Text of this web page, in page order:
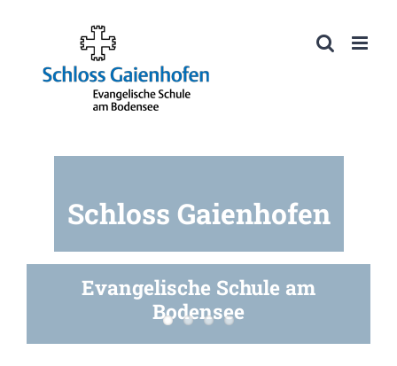
Werkzeugleiste öffnen
springen
Schloss Gaienhofen
Evangelische Schule am
Bodensee